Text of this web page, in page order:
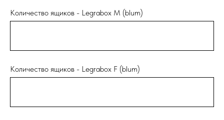
Количество ящиков - Legrabox M (blum)
Количество ящиков - Legrabox F (blum)